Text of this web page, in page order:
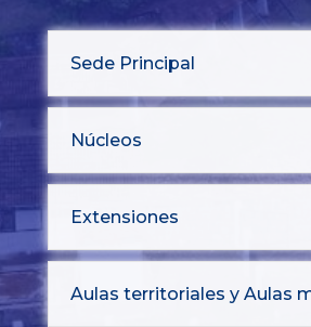
Sede Principal
Núcleos
Extensiones
Aulas territoriales y Aulas